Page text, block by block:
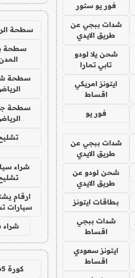
فور يو ستور
شدات ببجي عن
طريق الايدي
شحن يلا لودو
تابي تمارا
ايتونز امريكي
اقساط
فور يو
شدات ببجي عن
طريق الايدي
شحن لودو عن
طريق الايدي
بطاقات ايتونز
شدات ببجي
اقساط
ايتونز سعودي
اقساط
سطحة
سطحة
سطحة
سطحة
شراء
ارقام
سيارات
شراء
كورة 365